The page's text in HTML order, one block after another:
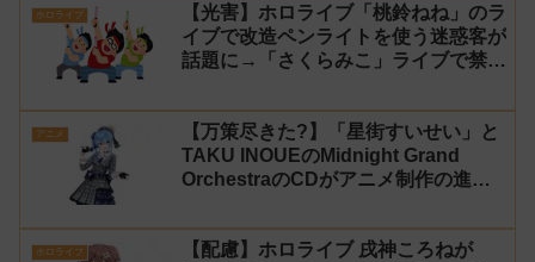
ホロライブ
【光害】ホロライブ「桃鈴ねね」のラ
イブで改造ペンライトを使う迷惑客が
話題に→「さくらみこ」ライブで禁止
アニメ
【万策尽きた?】「星街すいせい」と
TAKU INOUEのMidnight Grand
OrchestraのCDがアニメ制作の進行
ホロライブ
【配慮】ホロライブ 戌神ころねが